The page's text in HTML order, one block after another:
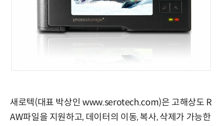
새로텍(대표 박상인 www.serotech.com)은 고해상도 R
AW파일을 지원하고, 데이터의 이동, 복사, 삭제가 가능한